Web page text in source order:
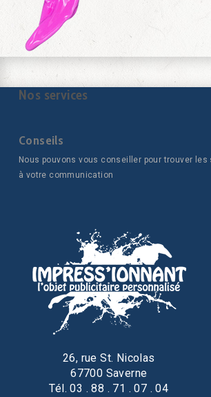
Nos services
Conseils
Nous pouvons vous conseiller pour trouver les
à votre communication
26, rue St. Nicolas
67700 Saverne
Tél. 03 . 88 . 71 . 07 . 04